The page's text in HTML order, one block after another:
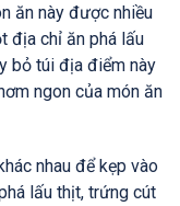
ăn này được nhiều
địa chỉ ăn phá lấu
bỏ túi địa điểm này
ngon của món ăn
nhau để kẹp vào
lấu thịt, trứng cút